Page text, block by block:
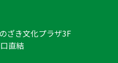
ざき文化プラザ3F
直結